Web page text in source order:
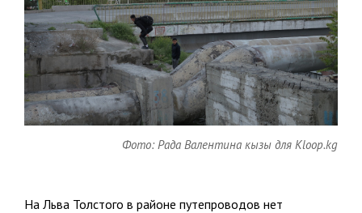
Фото: Рада Валентина кызы для Kloop.kg
На Льва Толстого в районе путепроводов нет